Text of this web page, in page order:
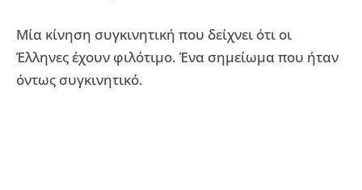
Μία κίνηση συγκινητική που δείχνει ότι οι
Έλληνες έχουν φιλότιμο. Ένα σημείωμα που ήταν
όντως συγκινητικό.